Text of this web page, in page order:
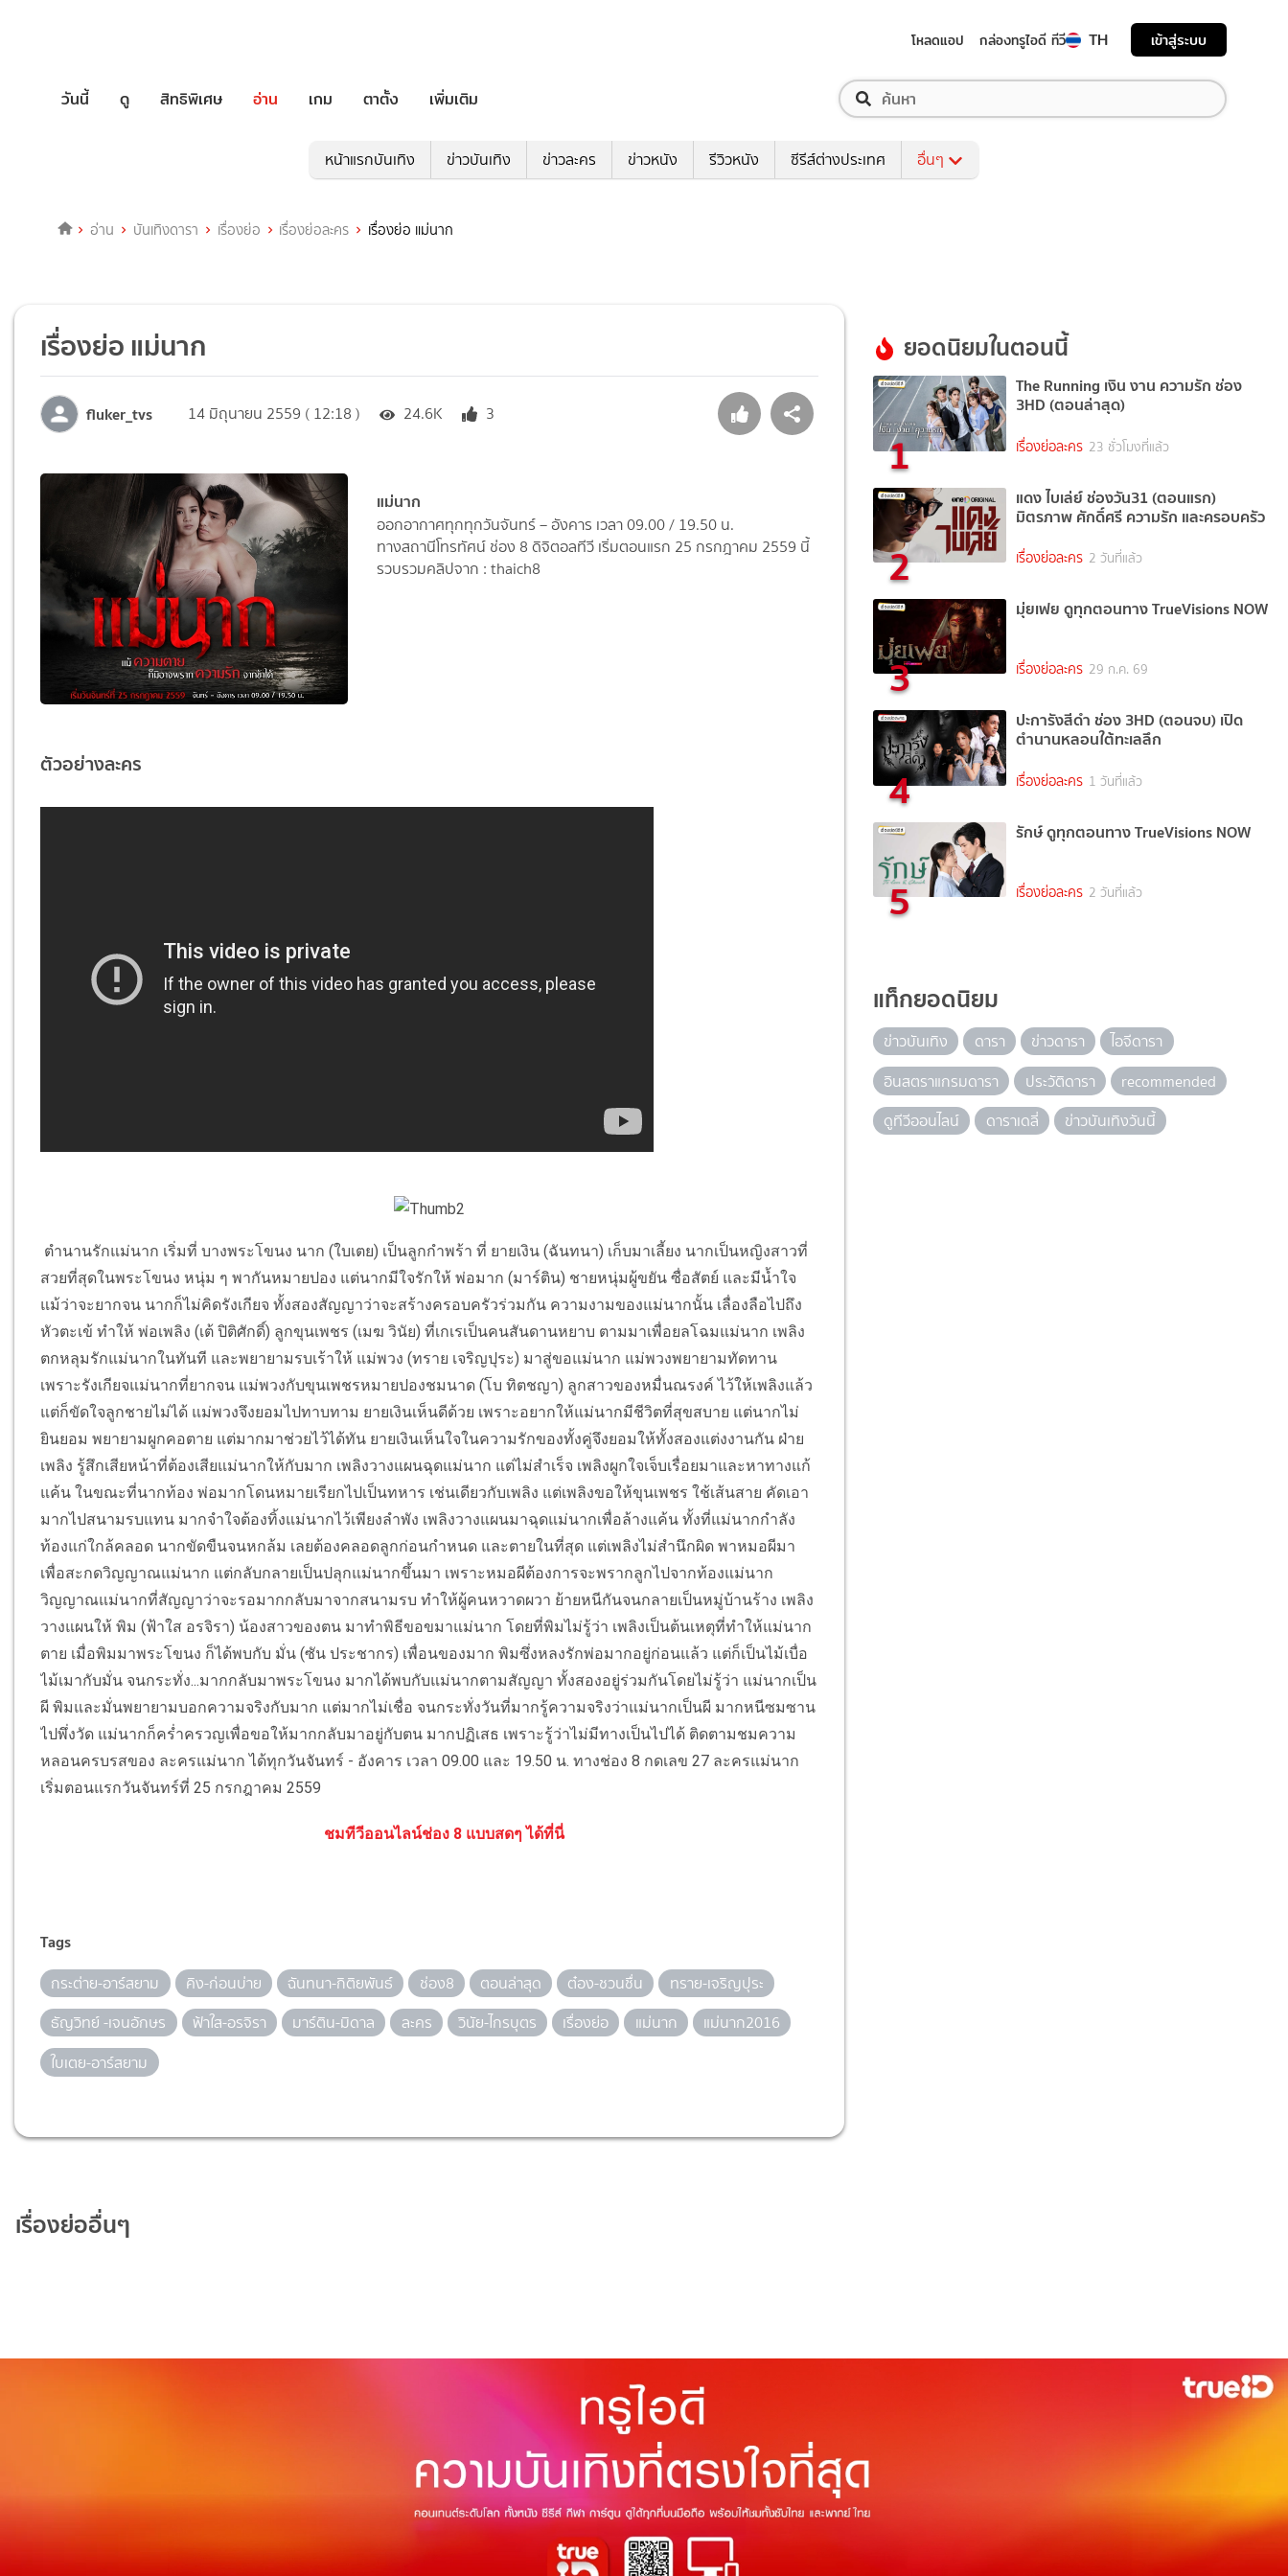
โหลดแอป กล่องทรูไอดี ทีวี TH เข้าสู่ระบบ
วันนี้ ดู สิทธิพิเศษ อ่าน เกม ตาตั้ง เพิ่มเติม
หน้าแรกบันเทิง ข่าวบันเทิง ข่าวละคร ข่าวหนัง รีวิวหนัง ซีรีส์ต่างประเทศ อื่นๆ
อ่าน บันเทิงดารา เรื่องย่อ เรื่องย่อละคร เรื่องย่อ แม่นาก
เรื่องย่อ แม่นาก
fluker_tvs 14 มิถุนายน 2559 ( 12:18 ) 24.6K 3
แม่นาก
ออกอากาศทุกทุกวันจันทร์ – อังคาร เวลา 09.00 / 19.50 น.
ทางสถานีโทรทัศน์ ช่อง 8 ดิจิตอลทีวี เริ่มตอนแรก 25 กรกฎาคม 2559 นี้
รวบรวมคลิปจาก : thaich8
ตัวอย่างละคร
ตำนานรักแม่นาก เริ่มที่ บางพระโขนง นาก (ใบเตย) เป็นลูกกำพร้า ที่ ยายเงิน (ฉันทนา) เก็บมาเลี้ยง นากเป็นหญิงสาวที่
สวยที่สุดในพระโขนง หนุ่ม ๆ พากันหมายปอง แต่นากมีใจรักให้ พ่อมาก (มาร์ติน) ชายหนุ่มผู้ขยัน ซื่อสัตย์ และมีน้ำใจ
แม้ว่าจะยากจน นากก็ไม่คิดรังเกียจ ทั้งสองสัญญาว่าจะสร้างครอบครัวร่วมกัน ความงามของแม่นากนั้น เลื่องลือไปถึง
หัวตะเข้ ทำให้ พ่อเพลิง (เต้ ปิติศักดิ์) ลูกขุนเพชร (เมฆ วินัย) ที่เกเรเป็นคนสันดานหยาบ ตามมาเพื่อยลโฉมแม่นาก เพลิง
ตกหลุมรักแม่นากในทันที และพยายามรบเร้าให้ แม่พวง (ทราย เจริญปุระ) มาสู่ขอแม่นาก แม่พวงพยายามทัดทาน
เพราะรังเกียจแม่นากที่ยากจน แม่พวงกับขุนเพชรหมายปองชมนาด (โบ ทิตชญา) ลูกสาวของหมื่นณรงค์ ไว้ให้เพลิงแล้ว
แต่ก็ขัดใจลูกชายไม่ได้ แม่พวงจึงยอมไปทาบทาม ยายเงินเห็นดีด้วย เพราะอยากให้แม่นากมีชีวิตที่สุขสบาย แต่นากไม่
ยินยอม พยายามผูกคอตาย แต่มากมาช่วยไว้ได้ทัน ยายเงินเห็นใจในความรักของทั้งคู่จึงยอมให้ทั้งสองแต่งงานกัน ฝ่าย
เพลิง รู้สึกเสียหน้าที่ต้องเสียแม่นากให้กับมาก เพลิงวางแผนฉุดแม่นาก แต่ไม่สำเร็จ เพลิงผูกใจเจ็บเรื่อยมาและหาทางแก้
แค้น ในขณะที่นากท้อง พ่อมากโดนหมายเรียกไปเป็นทหาร เช่นเดียวกับเพลิง แต่เพลิงขอให้ขุนเพชร ใช้เส้นสาย คัดเอา
มากไปสนามรบแทน มากจำใจต้องทิ้งแม่นากไว้เพียงลำพัง เพลิงวางแผนมาฉุดแม่นากเพื่อล้างแค้น ทั้งที่แม่นากกำลัง
ท้องแก่ใกล้คลอด นากขัดขืนจนหกล้ม เลยต้องคลอดลูกก่อนกำหนด และตายในที่สุด แต่เพลิงไม่สำนึกผิด พาหมอผีมา
เพื่อสะกดวิญญาณแม่นาก แต่กลับกลายเป็นปลุกแม่นากขึ้นมา เพราะหมอผีต้องการจะพรากลูกไปจากท้องแม่นาก
วิญญาณแม่นากที่สัญญาว่าจะรอมากกลับมาจากสนามรบ ทำให้ผู้คนหวาดผวา ย้ายหนีกันจนกลายเป็นหมู่บ้านร้าง เพลิง
วางแผนให้ พิม (ฟ้าใส อรจิรา) น้องสาวของตน มาทำพิธีขอขมาแม่นาก โดยที่พิมไม่รู้ว่า เพลิงเป็นต้นเหตุที่ทำให้แม่นาก
ตาย เมื่อพิมมาพระโขนง ก็ได้พบกับ มั่น (ซัน ประชากร) เพื่อนของมาก พิมซึ่งหลงรักพ่อมากอยู่ก่อนแล้ว แต่ก็เป็นไม้เบื่อ
ไม้เมากับมั่น จนกระทั่ง...มากกลับมาพระโขนง มากได้พบกับแม่นากตามสัญญา ทั้งสองอยู่ร่วมกันโดยไม่รู้ว่า แม่นากเป็น
ผี พิมและมั่นพยายามบอกความจริงกับมาก แต่มากไม่เชื่อ จนกระทั่งวันที่มากรู้ความจริงว่าแม่นากเป็นผี มากหนีซมซาน
ไปพึ่งวัด แม่นากก็คร่ำครวญเพื่อขอให้มากกลับมาอยู่กับตน มากปฏิเสธ เพราะรู้ว่าไม่มีทางเป็นไปได้ ติดตามชมความ
หลอนครบรสของ ละครแม่นาก ได้ทุกวันจันทร์ - อังคาร เวลา 09.00 และ 19.50 น. ทางช่อง 8 กดเลข 27 ละครแม่นาก
เริ่มตอนแรกวันจันทร์ที่ 25 กรกฎาคม 2559
ชมทีวีออนไลน์ช่อง 8 แบบสดๆ ได้ที่นี่
Tags
กระต่าย-อาร์สยาม คิง-ก่อนบ่าย ฉันทนา-กิติยพันธ์ ช่อง8 ตอนล่าสุด ต๋อง-ชวนชื่น
ทราย-เจริญปุระ
ธัญวิทย์ -เจนอักษร
ฟ้าใส-อรจิรา มาร์ติน-มิดาล ละคร วินัย-ไกรบุตร เรื่องย่อ แม่นาก
แม่นาก2016
ใบเตย-อาร์สยาม
ยอดนิยมในตอนนี้
1
The Running เงิน งาน ความรัก ช่อง
3HD (ตอนล่าสุด)
เรื่องย่อละคร 23 ชั่วโมงที่แล้ว
2
แดง ไบเล่ย์ ช่องวัน31 (ตอนแรก)
มิตรภาพ ศักดิ์ศรี ความรัก และครอบครัว
เรื่องย่อละคร 2 วันที่แล้ว
3
มุ่ยเฟย ดูทุกตอนทาง TrueVisions NOW
เรื่องย่อละคร 29 ก.ค. 69
4
ปะการังสีดำ ช่อง 3HD (ตอนจบ) เปิด
ตำนานหลอนใต้ทะเลลึก
เรื่องย่อละคร 1 วันที่แล้ว
5
รักษ์ ดูทุกตอนทาง TrueVisions NOW
เรื่องย่อละคร 2 วันที่แล้ว
แท็กยอดนิยม
ข่าวบันเทิง ดารา ข่าวดารา
ไอจีดารา
อินสตราแกรมดารา
ประวัติดารา
recommended
ดูทีวีออนไลน์
ดาราเดลี่ ข่าวบันเทิงวันนี้
เรื่องย่ออื่นๆ